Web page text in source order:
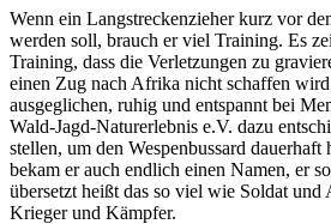
Wenn ein Langstreckenzieher kurz vor
werden soll, brauch er viel Training. Es
Training, dass die Verletzungen zu
einen Zug nach Afrika nicht schaffen
ausgeglichen, ruhig und entspannt bei
Wald-Jagd-Naturerlebnis e.V. dazu
stellen, um den Wespenbussard
bekam er auch endlich einen Namen, er
übersetzt heißt das so viel wie Soldat und
Krieger und Kämpfer.